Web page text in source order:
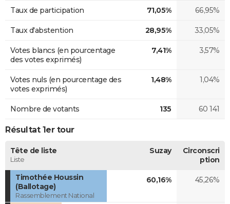
Taux de participation 71,05% 66,95%
Taux d'abstention 28,95% 33,05%
Votes blancs (en pourcentage
des votes exprimés)
7,41% 3,57%
Votes nuls (en pourcentage des
votes exprimés)
1,48% 1,04%
Nombre de votants 135 60 141
Résultat 1er tour
Tête de liste
Liste
Suzay
Circonscri
ption
Timothée Houssin
(Ballotage)
Rassemblement National
60,16% 45,26%